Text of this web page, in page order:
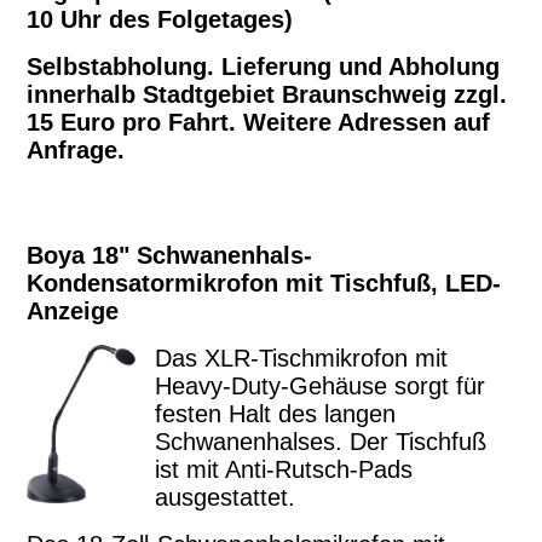
10 Uhr des Folgetages)
Selbstabholung. Lieferung und Abholung
innerhalb Stadtgebiet Braunschweig zzgl.
15 Euro pro Fahrt. Weitere Adressen auf
Anfrage.
Boya 18" Schwanenhals-
Kondensatormikrofon mit Tischfuß, LED-
Anzeige
Das XLR-Tischmikrofon mit
Heavy-Duty-Gehäuse sorgt für
festen Halt des langen
Schwanenhalses. Der Tischfuß
ist mit Anti-Rutsch-Pads
ausgestattet.